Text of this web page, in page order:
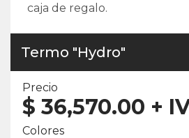
caja de regalo.
Termo "Hydro"
Precio
$ 36,570.00 +
Colores